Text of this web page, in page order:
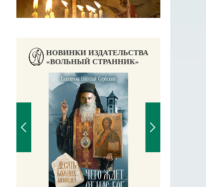
НОВИНКИ ИЗДАТЕЛЬСТВА
«ВОЛЬНЫЙ СТРАННИК»
Православный мальчик
Екатерина Баканова